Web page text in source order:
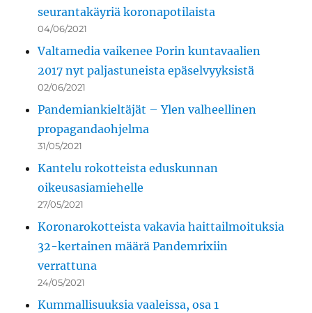
seurantakäyriä koronapotilaista
04/06/2021
Valtamedia vaikenee Porin kuntavaalien
2017 nyt paljastuneista epäselvyyksistä
02/06/2021
Pandemiankieltäjät – Ylen valheellinen
propagandaohjelma
31/05/2021
Kantelu rokotteista eduskunnan
oikeusasiamiehelle
27/05/2021
Koronarokotteista vakavia haittailmoituksia
32-kertainen määrä Pandemrixiin
verrattuna
24/05/2021
Kummallisuuksia vaaleissa, osa 1